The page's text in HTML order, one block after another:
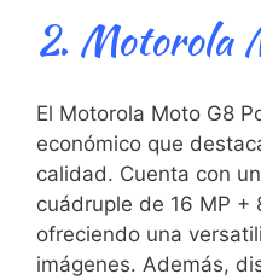
2. Motorola​
El Motorola Moto G8
económico que
calidad. Cuenta con
cuádruple de ⁣16 MP ⁤+
ofreciendo una
imágenes. Además,